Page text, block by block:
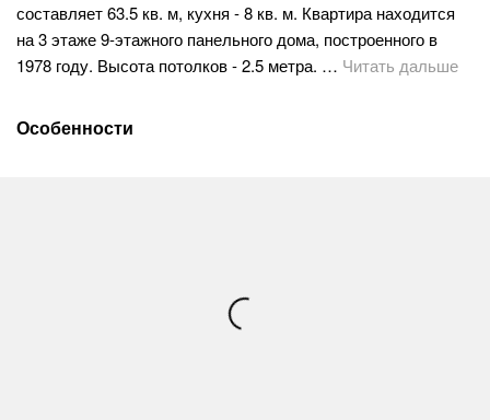
составляет 63.5 кв. м, кухня - 8 кв. м. Квартира находится
на 3 этаже 9-этажного панельного дома, построенного в
1978 году. Высота потолков - 2.5 метра. … Читать дальше
Особенности